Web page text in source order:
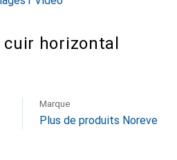
cuir horizontal
Marque
Plus de produits Noreve